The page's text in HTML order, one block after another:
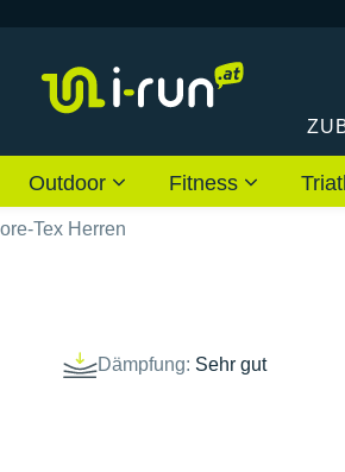
Outdoor Fitness
Tex Herren
Dämpfung: Sehr gut